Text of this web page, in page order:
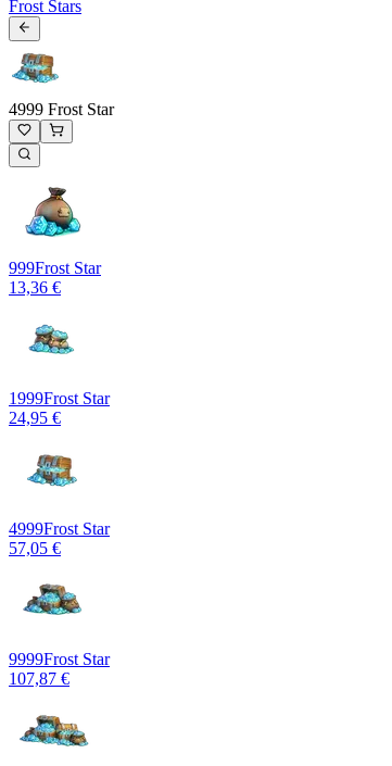
Frost Stars
4999 Frost Star
999Frost Star
13,36 €
1999Frost Star
24,95 €
4999Frost Star
57,05 €
9999Frost Star
107,87 €